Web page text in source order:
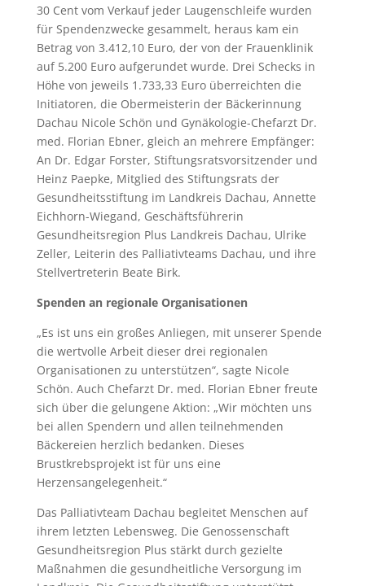
30 Cent vom Verkauf jeder Laugenschleife wurden
für Spendenzwecke gesammelt, heraus kam ein
Betrag von 3.412,10 Euro, der von der Frauenklinik
auf 5.200 Euro aufgerundet wurde. Drei Schecks in
Höhe von jeweils 1.733,33 Euro überreichten die
Initiatoren, die Obermeisterin der Bäckerinnung
Dachau Nicole Schön und Gynäkologie-Chefarzt Dr.
med. Florian Ebner, gleich an mehrere Empfänger:
An Dr. Edgar Forster, Stiftungsratsvorsitzender und
Heinz Paepke, Mitglied des Stiftungsrats der
Gesundheitsstiftung im Landkreis Dachau, Annette
Eichhorn-Wiegand, Geschäftsführerin
Gesundheitsregion Plus Landkreis Dachau, Ulrike
Zeller, Leiterin des Palliativteams Dachau, und ihre
Stellvertreterin Beate Birk.
Spenden an regionale Organisationen
„Es ist uns ein großes Anliegen, mit unserer Spende
die wertvolle Arbeit dieser drei regionalen
Organisationen zu unterstützen“, sagte Nicole
Schön. Auch Chefarzt Dr. med. Florian Ebner freute
sich über die gelungene Aktion: „Wir möchten uns
bei allen Spendern und allen teilnehmenden
Bäckereien herzlich bedanken. Dieses
Brustkrebsprojekt ist für uns eine
Herzensangelegenheit.“
Das Palliativteam Dachau begleitet Menschen auf
ihrem letzten Lebensweg. Die Genossenschaft
Gesundheitsregion Plus stärkt durch gezielte
Maßnahmen die gesundheitliche Versorgung im